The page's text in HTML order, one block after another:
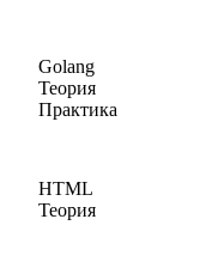
Golang
Теория
Практика
HTML
Теория